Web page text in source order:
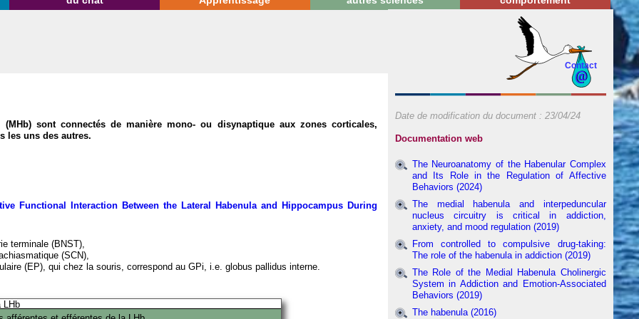
sont connectés de manière mono- ou disynaptique aux zones corticales,
les uns des autres.
Functional Interaction Between the Lateral Habenula and Hippocampus During
terminale (BNST),
(SCN),
(EP), qui chez la souris, correspond au GPi, i.e. globus pallidus interne.
Contact
Date de modification du document : 23/04/24
Documentation web
The Neuroanatomy of the Habenular Complex
and Its Role in the Regulation of Affective
Behaviors (2024)
The medial habenula and interpeduncular
nucleus circuitry is critical in addiction,
anxiety, and mood regulation (2019)
From controlled to compulsive drug-taking:
The role of the habenula in addiction (2019)
The Role of the Medial Habenula Cholinergic
System in Addiction and Emotion-Associated
Behaviors (2019)
The habenula (2016)